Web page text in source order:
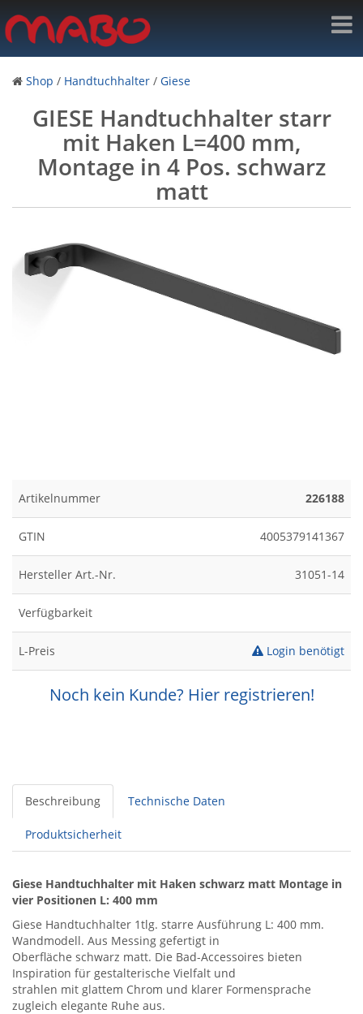
Shop / Handtuchhalter / Giese
GIESE Handtuchhalter starr
mit Haken L=400 mm,
Montage in 4 Pos. schwarz
matt
Artikelnummer 226188
GTIN 4005379141367
Hersteller Art.-Nr. 31051-14
Verfügbarkeit
L-Preis Login benötigt
Noch kein Kunde? Hier registrieren!
Beschreibung Technische Daten
Produktsicherheit
Giese Handtuchhalter mit Haken schwarz matt Montage in
vier Positionen L: 400 mm
Giese Handtuchhalter 1tlg. starre Ausführung L: 400 mm.
Wandmodell. Aus Messing gefertigt in
Oberfläche schwarz matt. Die Bad-Accessoires bieten
Inspiration für gestalterische Vielfalt und
strahlen mit glattem Chrom und klarer Formensprache
zugleich elegante Ruhe aus.